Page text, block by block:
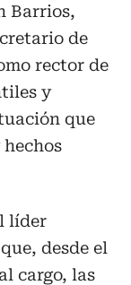
Barrios,
de
rector de
y
que
líder
desde el
cargo, las